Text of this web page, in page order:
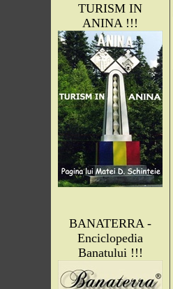
TURISM IN
ANINA !!!
BANATERRA -
Enciclopedia
Banatului !!!